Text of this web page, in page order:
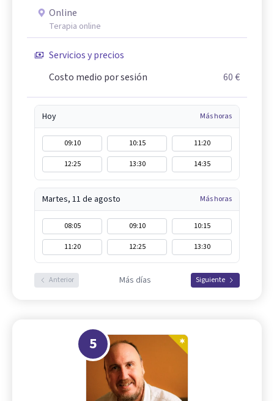
Online
Terapia online
Servicios y precios
Costo medio por sesión
60 €
Hoy Más horas
09:10 10:15
11:20
12:25
13:30 14:35
Martes, 11 de agosto Más horas
08:05 09:10
10:15
11:20
12:25 13:30
Anterior Más días Siguiente
5